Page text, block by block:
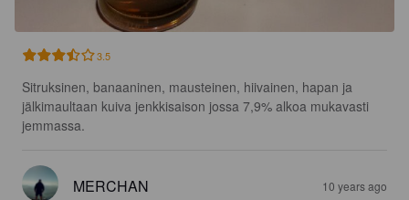
3.5
Sitruksinen, banaaninen, mausteinen, hiivainen, hapan ja
jälkimaultaan kuiva jenkkisaison jossa 7,9% alkoa mukavasti
jemmassa.
MERCHAN 10 years ago